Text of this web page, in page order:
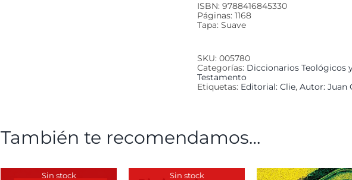
ISBN: 9788416845330
Páginas: 1168
Tapa: Suave
SKU: 005780
Categorías: Diccionarios Teológicos
Testamento
Etiquetas: Editorial: Clie, Autor: Juan
También te recomendamos…
Sin stock Sin stock